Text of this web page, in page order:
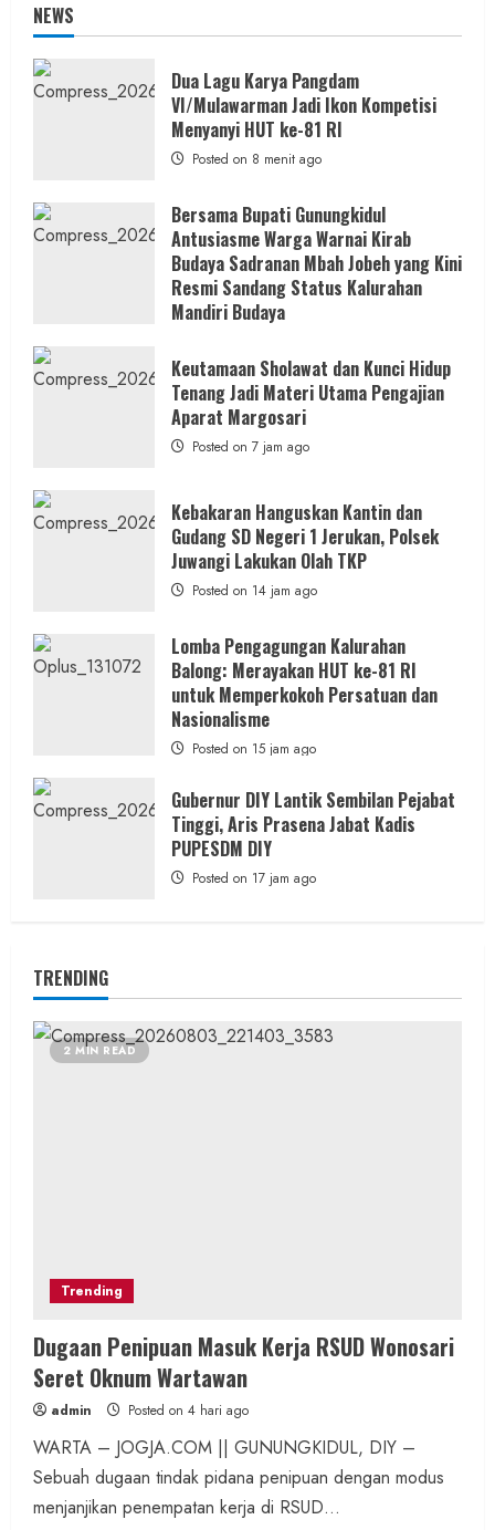
NEWS
Dua Lagu Karya Pangdam
VI/Mulawarman Jadi Ikon Kompetisi
Menyanyi HUT ke-81 RI
Posted on 8 menit ago
Bersama Bupati Gunungkidul
Antusiasme Warga Warnai Kirab
Budaya Sadranan Mbah Jobeh yang Kini
Resmi Sandang Status Kalurahan
Mandiri Budaya
Keutamaan Sholawat dan Kunci Hidup
Tenang Jadi Materi Utama Pengajian
Aparat Margosari
Posted on 7 jam ago
Kebakaran Hanguskan Kantin dan
Gudang SD Negeri 1 Jerukan, Polsek
Juwangi Lakukan Olah TKP
Posted on 14 jam ago
Lomba Pengagungan Kalurahan
Balong: Merayakan HUT ke-81 RI
untuk Memperkokoh Persatuan dan
Nasionalisme
Posted on 15 jam ago
Gubernur DIY Lantik Sembilan Pejabat
Tinggi, Aris Prasena Jabat Kadis
PUPESDM DIY
Posted on 17 jam ago
TRENDING
2 MIN READ
Trending
Dugaan Penipuan Masuk Kerja RSUD Wonosari
Seret Oknum Wartawan
admin Posted on 4 hari ago
WARTA – JOGJA.COM || GUNUNGKIDUL, DIY –
Sebuah dugaan tindak pidana penipuan dengan modus
menjanjikan penempatan kerja di RSUD...